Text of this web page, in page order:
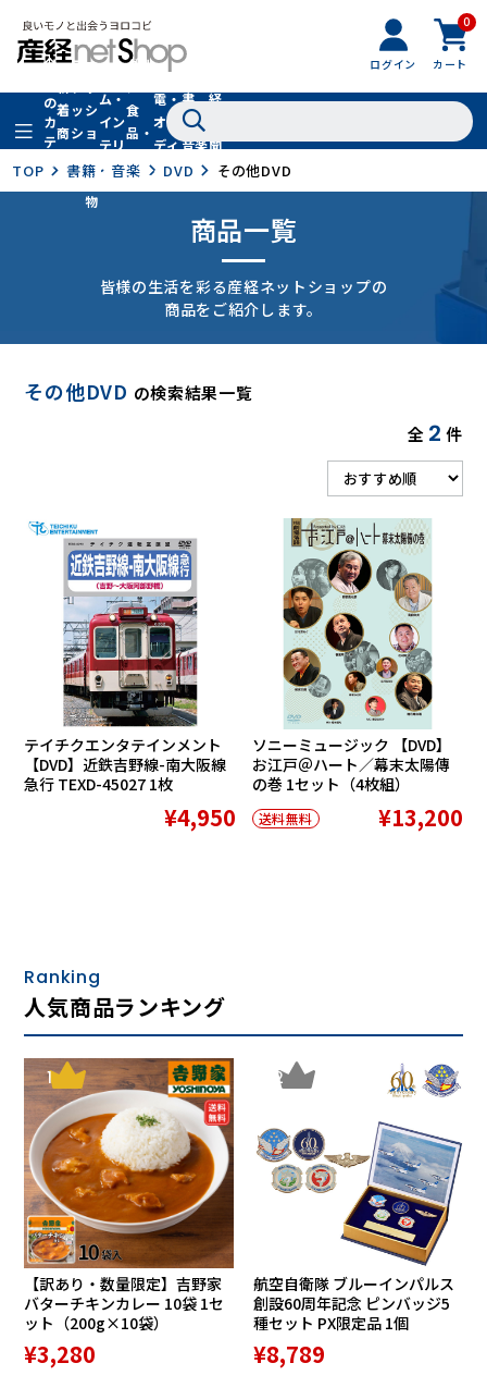
ログイン
0
カート
全
の
カ
テ
リ
着
商
品
フ
ッ
シ
ョ
ン
フ
ァ
シ
ョ
ン
小
物
ム・
イン
テリ
ア
グル
食
品・
ドリ
ンク
家
電・
オー
ディ
オ
書
籍・
音楽
経
聞
社
TOP 書籍・音楽 DVD その他DVD
商品一覧
皆様の生活を彩る産経ネットショップの
商品をご紹介します。
その他DVD の検索結果一覧
全 2 件
テイチクエンタテインメント
【DVD】近鉄吉野線-南大阪線
急行 TEXD-45027 1枚
¥4,950
ソニーミュージック 【DVD】
お江戸＠ハート／幕末太陽傳
の巻 1セット（4枚組）
送料無料 ¥13,200
Ranking
人気商品ランキング
1
【訳あり・数量限定】吉野家
バターチキンカレー 10袋 1セ
ット（200g×10袋）
¥3,280
2
航空自衛隊 ブルーインパルス
創設60周年記念 ピンバッジ5
種セット PX限定品 1個
¥8,789